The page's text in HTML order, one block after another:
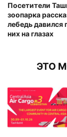
Посетители
зоопарка
лебедь давился
них на глазах
ЭТО